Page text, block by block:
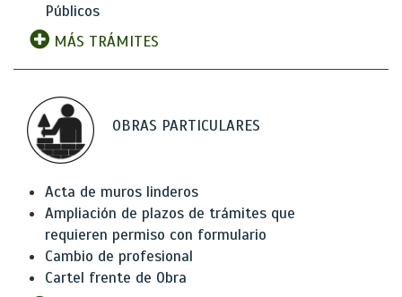
Públicos
MÁS TRÁMITES
OBRAS PARTICULARES
Acta de muros linderos
Ampliación de plazos de trámites que
requieren permiso con formulario
Cambio de profesional
Cartel frente de Obra